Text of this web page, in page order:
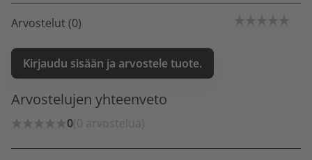
Arvostelut (0)
Kirjaudu sisään ja arvostele tuote.
Arvostelujen yhteenveto
0(0 arvostelua)